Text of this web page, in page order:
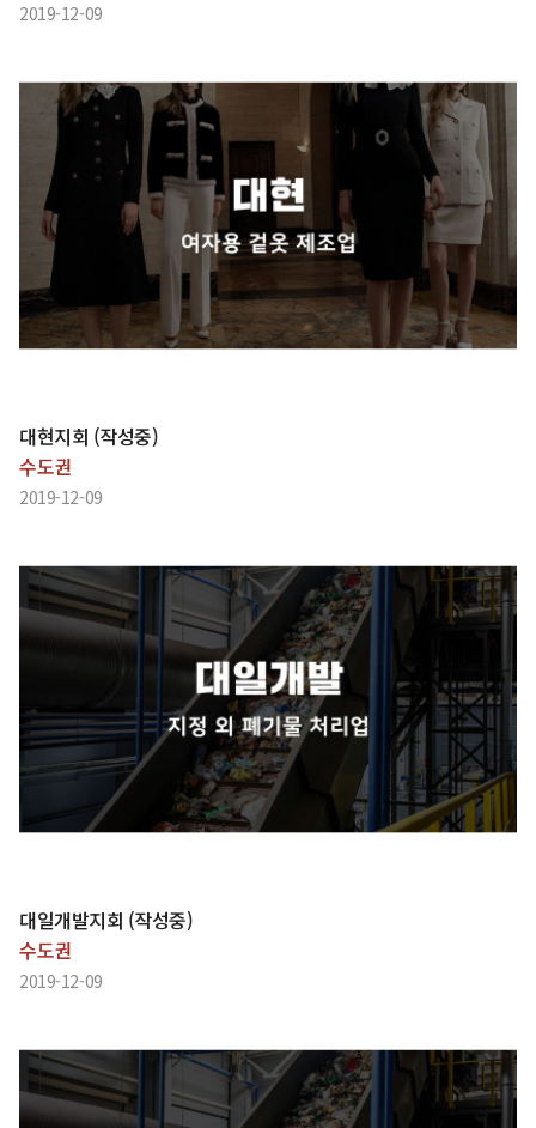
2019-12-09
대현지회 (작성중)
수도권
2019-12-09
대일개발지회 (작성중)
수도권
2019-12-09